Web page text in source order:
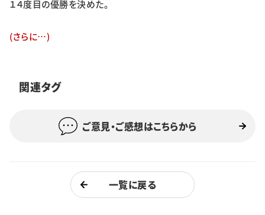
学生社会
学生記者募集 お問い合わせ
１４度目の優勝を決めた。
(さらに…)
関連タグ
ご意見・ご感想はこちらから
一覧に戻る